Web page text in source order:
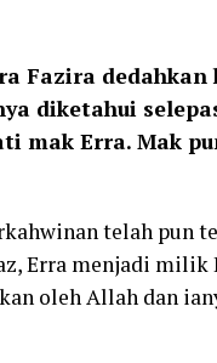
Fazira
diketahui
mak Erra. Mak
telah pun
Erra menjadi milik
oleh Allah dan